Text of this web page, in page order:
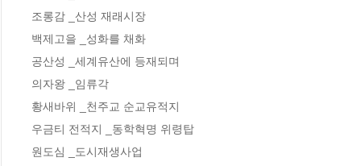
조롱감 _산성 재래시장
백제고을 _성화를 채화
공산성 _세계유산에 등재되며
의자왕 _임류각
황새바위 _천주교 순교유적지
우금티 전적지 _동학혁명 위령탑
원도심 _도시재생사업